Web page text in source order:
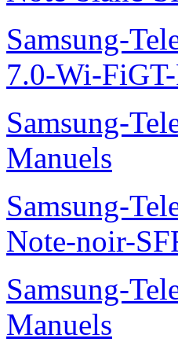
Samsung-
7.0-Wi-
Samsung-
Manuels
Samsung-
Note-noir-
Samsung-
Manuels